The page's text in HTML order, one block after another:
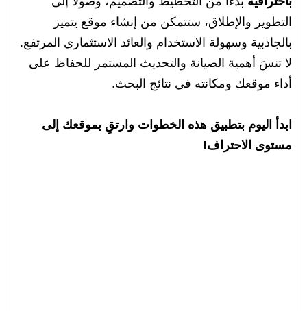
التطوير والإطلاق، ستتمكن من إنشاء موقع يتميز
بالجاذبية وسهولة الاستخدام والعائد الاستثماري المرتفع.
لا تنسَ أهمية الصيانة والتحديث المستمر للحفاظ على
أداء موقعك ومكانته في نتائج البحث.
ابدأ اليوم بتطبيق هذه الخطوات وارتقِ بموقعك إلى
مستوى الاحتراف!